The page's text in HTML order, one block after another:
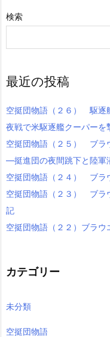
検索
最近の投稿
空挺団物語（２６） 駆逐
夜戦で米駆逐艦クーパーを
空挺団物語（２５） ブラ
―挺進団の夜間跳下と陸軍
空挺団物語（２４） ブラ
空挺団物語（２３） ブラ
記
空挺団物語（２２）ブラ
カテゴリー
未分類
空挺団物語